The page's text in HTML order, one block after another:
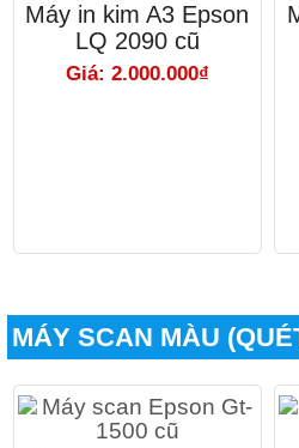
Máy in kim A3 Epson
LQ 2090 cũ
Giá: 2.000.000₫
MÁY SCAN MÀU